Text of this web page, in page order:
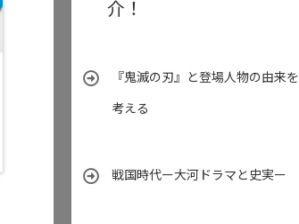
介！
『鬼滅の刃』と登場人物の由来を
考える
戦国時代ー大河ドラマと史実ー